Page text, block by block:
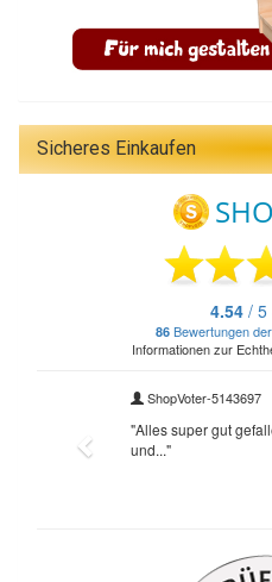
Sicheres Einkaufen